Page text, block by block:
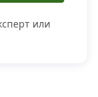
или